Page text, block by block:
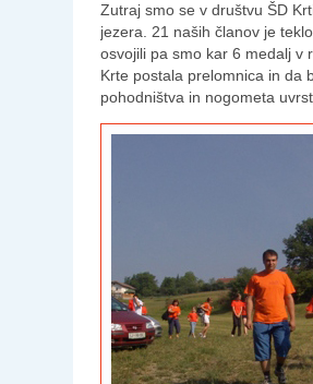
Zutraj smo se v društvu ŠD
jezera. 21 naših članov je
osvojili pa smo kar 6 medalj v
Krte postala prelomnica in da
pohodništva in nogometa